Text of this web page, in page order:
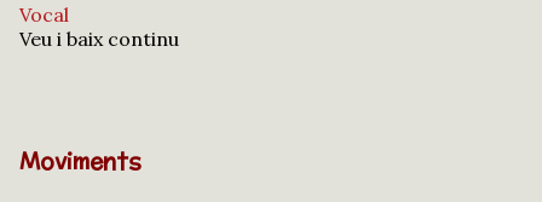
Vocal
Veu i baix continu
Moviments